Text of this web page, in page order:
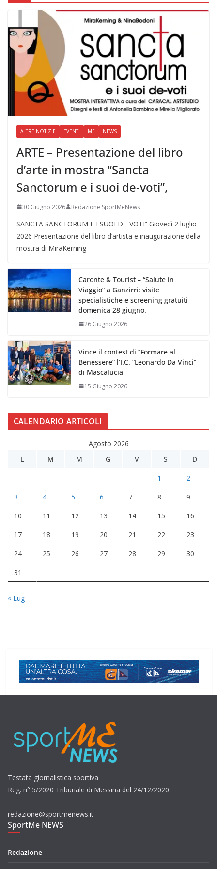
ALTRE NOTIZIE EVENTI ME NEWS
ARTE – Presentazione del libro
d’arte in mostra “Sancta
Sanctorum e i suoi de-voti”,
30 Giugno 2026 Redazione SportMeNews
SANCTA SANCTORUM E I SUOI DE-VOTI” Giovedì 2 luglio
2026 Presentazione del libro d’artista e inaugurazione della
mostra di MiraKerning
Caronte & Tourist – “Salute in
Viaggio” a Ganzirri: visite
specialistiche e screening gratuiti
domenica 28 giugno.
26 Giugno 2026
Vince il contest di “Formare al
Benessere” l’I.C. “Leonardo Da Vinci”
di Mascalucia
15 Giugno 2026
CALENDARIO ARTICOLI
Agosto 2026
L
M M G V S D
1 2
3 4 5 6 7 8 9
10 11 12 13 14 15 16
17 18 19 20 21 22 23
24 25 26 27 28 29 30
31
« Lug
Testata giornalistica sportiva
Reg. n° 5/2020 Tribunale di Messina del 24/12/2020
redazione@sportmenews.it
SportMe NEWS
Redazione